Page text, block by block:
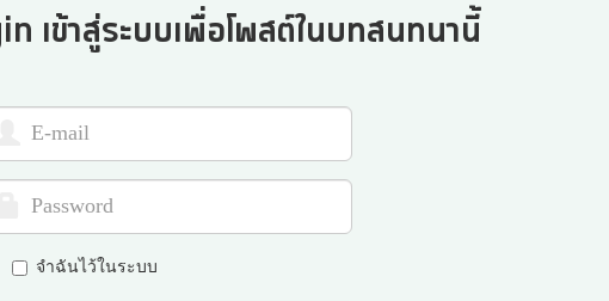
เข้าสู่ระบบเพื่อโพสต์ในบทสนทนานี้
จำฉันไว้ในระบบ